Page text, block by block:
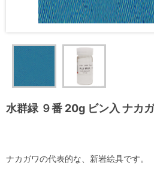
水群緑 ９番 20g ビン入 ナカ
ナカガワの代表的な、新岩絵具です。